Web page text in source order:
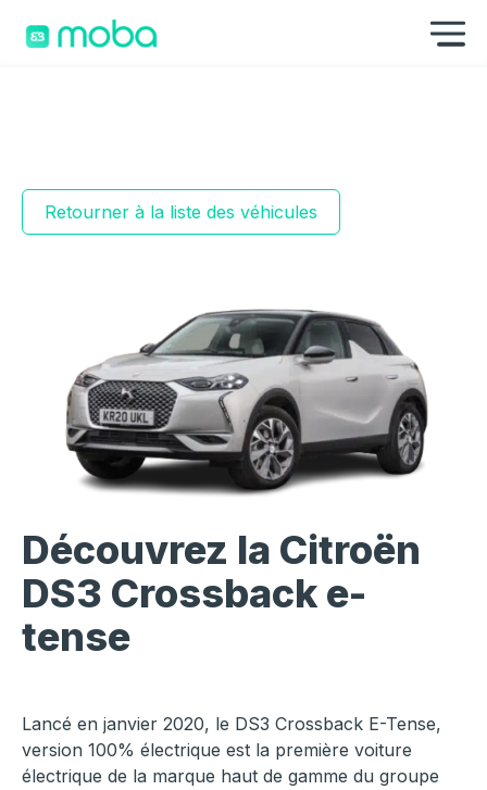
Retourner à la liste des véhicules
Découvrez la Citroën
DS3 Crossback e-
tense
Lancé en janvier 2020, le DS3 Crossback E-Tense,
version 100% électrique est la première voiture
électrique de la marque haut de gamme du groupe